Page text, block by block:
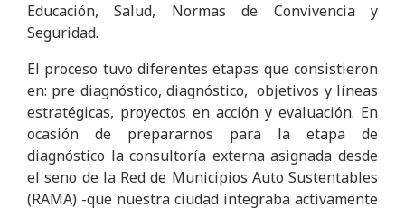
Educación, Salud, Normas de Convivencia y
Seguridad.
El proceso tuvo diferentes etapas que consistieron
en: pre diagnóstico, diagnóstico, objetivos y líneas
estratégicas, proyectos en acción y evaluación. En
ocasión de prepararnos para la etapa de
diagnóstico la consultoría externa asignada desde
el seno de la Red de Municipios Auto Sustentables
(RAMA) -que nuestra ciudad integraba activamente